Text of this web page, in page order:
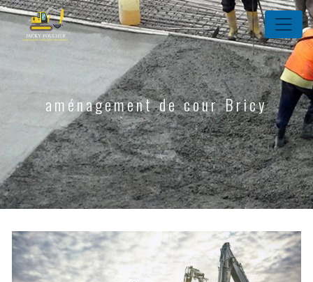
Panneau de gestion des cookies
aménagement de cour Bricy